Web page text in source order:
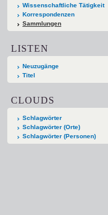
Wissenschaftliche Tätigkeit
Korrespondenzen
Sammlungen
LISTEN
Neuzugänge
Titel
CLOUDS
Schlagwörter
Schlagwörter (Orte)
Schlagwörter (Personen)